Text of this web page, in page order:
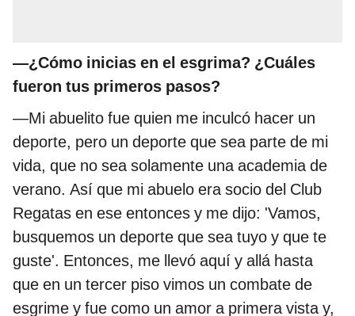
—¿Cómo inicias en el esgrima? ¿Cuáles
fueron tus primeros pasos?
—Mi abuelito fue quien me inculcó hacer un
deporte, pero un deporte que sea parte de mi
vida, que no sea solamente una academia de
verano. Así que mi abuelo era socio del Club
Regatas en ese entonces y me dijo: 'Vamos,
busquemos un deporte que sea tuyo y que te
guste'. Entonces, me llevó aquí y allá hasta
que en un tercer piso vimos un combate de
esgrime y fue como un amor a primera vista y,